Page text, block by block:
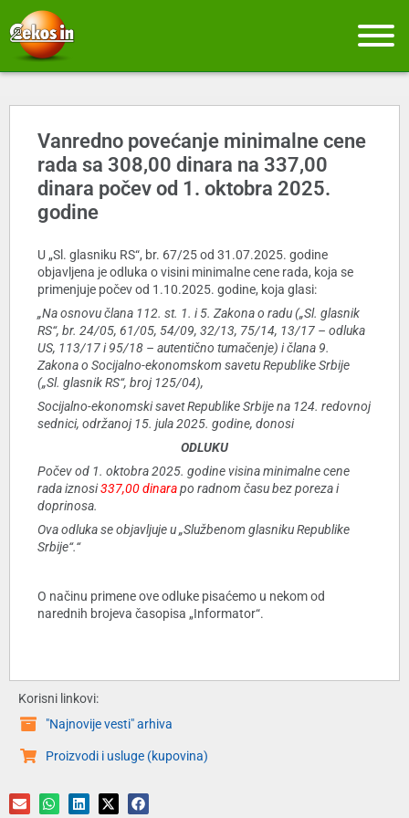
Vanredno povećanje minimalne cene
rada sa 308,00 dinara na 337,00
dinara počev od 1. oktobra 2025.
godine
U „Sl. glasniku RS“, br. 67/25 od 31.07.2025. godine
objavljena je odluka o visini minimalne cene rada, koja se
primenjuje počev od 1.10.2025. godine, koja glasi:
„Na osnovu člana 112. st. 1. i 5. Zakona o radu („Sl. glasnik
RS“, br. 24/05, 61/05, 54/09, 32/13, 75/14, 13/17 – odluka
US, 113/17 i 95/18 – autentično tumačenje) i člana 9.
Zakona o Socijalno-ekonomskom savetu Republike Srbije
(„Sl. glasnik RS“, broj 125/04),
Socijalno-ekonomski savet Republike Srbije na 124. redovnoj
sednici, održanoj 15. jula 2025. godine, donosi
ODLUKU
Počev od 1. oktobra 2025. godine visina minimalne cene
rada iznosi337,00 dinarapo radnom času bez poreza i
doprinosa.
Ova odluka se objavljuje u „Službenom glasniku Republike
Srbije“.“
O načinu primene ove odluke pisaćemo u nekom od
narednih brojeva časopisa „Informator“.
Korisni linkovi:
"Najnovije vesti" arhiva
Proizvodi i usluge (kupovina)